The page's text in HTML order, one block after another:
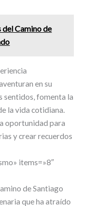
del Camino de
en su
sentidos, fomenta la
la vida cotidiana.
oportunidad para
y crear recuerdos
items=»8″
de Santiago
que ha atraído